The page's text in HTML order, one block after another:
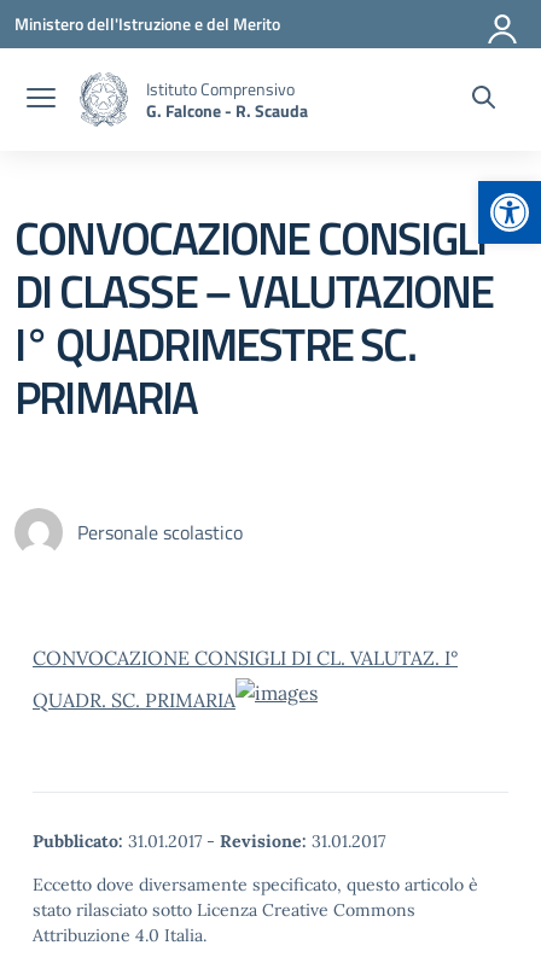
Vai ai contenuti
Vai al menu di navigazione
Vai al footer
Ministero dell'Istruzione e del Merito
Istituto Comprensivo
G. Falcone - R. Scauda
CONVOCAZIONE CONSIGLI
DI CLASSE – VALUTAZIONE
I° QUADRIMESTRE SC.
PRIMARIA
Personale scolastico
CONVOCAZIONE CONSIGLI DI CL. VALUTAZ. I°
QUADR. SC. PRIMARIA
Pubblicato: 31.01.2017 - Revisione: 31.01.2017
Eccetto dove diversamente specificato, questo articolo è
stato rilasciato sotto Licenza Creative Commons
Attribuzione 4.0 Italia.